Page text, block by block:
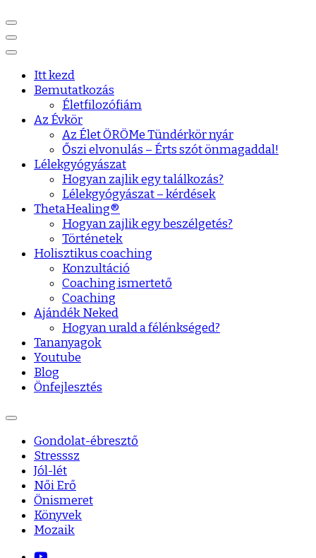
Itt kezd
Bemutatkozás
Életfilozófiám
Az Évkör
Az Élet ÖRÖMe Tündérkör nyár
Őszi elvonulás – Érts szót önmagaddal!
Lélekgyógyászat
Hogyan zajlik egy találkozás?
Lélekgyógyászat – kérdések
ThetaHealing®
Hogyan zajlik egy beszélgetés?
Történetek
Holisztikus coaching
Konzultáció
Coaching ismertető
Coaching
Ajándék Neked
Hogyan urald a félénkséged?
Tananyagok
Youtube
Blog
Önfejlesztés
Gondolat-ébresztő
Stresssz
Jól-lét
Női Erő
Önismeret
Könyvek
Mozaik